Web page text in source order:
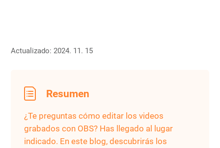
Actualizado: 2024. 11. 15
Resumen
¿Te preguntas cómo editar los videos
grabados con OBS? Has llegado al lugar
indicado. En este blog, descubrirás los